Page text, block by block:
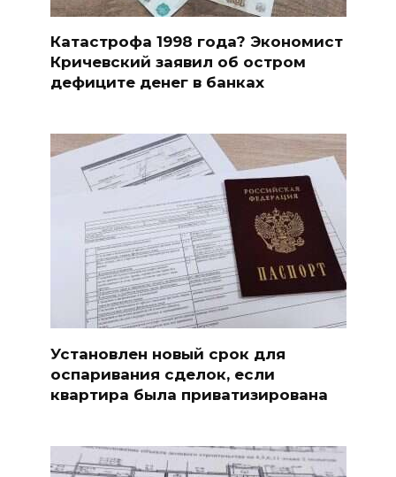
Катастрофа 1998 года? Экономист
Кричевский заявил об остром
дефиците денег в банках
Установлен новый срок для
оспаривания сделок, если
квартира была приватизирована